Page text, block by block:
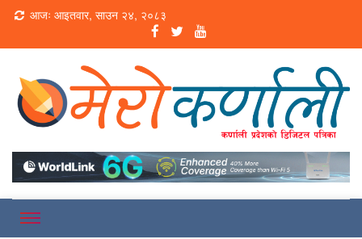
Loading...
आजः आइतवार, साउन २४, २०८३
Merokarnali